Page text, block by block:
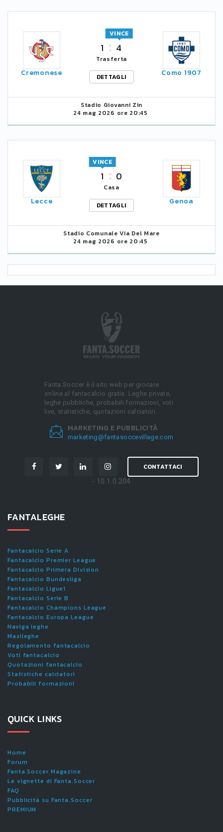
Cremonese
1 4
VINCE
Trasferta
DETTAGLI
Como 1907
Stadio Giovanni Zin
24 mag 2026 ore 20:45
Lecce
1
VINCE
0
Casa
DETTAGLI
Genoa
Stadio Comunale Via Del Mare
24 mag 2026 ore 20:45
Fanta.Soccer è il sito web per giocare
online al fantacalcio gratis. Leghe private,
leghe pubbliche, probabili formazioni, voti
live, statistiche, quotazioni calciatori.
MARKETING E PUBBLICITÀ
marketing@fantasoccevillage.com
CONTATTACI
- 10.1.0.204
FANTALEGHE
Fantacalcio Serie A
Fantacalcio Premier League
Fantacalcio Primera Division
Fantacalcio Bundesliga
Fantacalcio Ligue1
Fantacalcio Serie B
Fantacalcio Champions League
Fantacalcio Europa League
Naviga leghe
Maxileghe
Regolamento fantacalcio
Voti fantacalcio
Quotazioni fantacalcio
Statistiche calciatori
Probabili formazioni
QUICK LINKS
Home
Forum
Fanta.Soccer Magazine
Le vignette di Fanta.Soccer
FAQ
Pubblicità su Fanta.Soccer
PREMIUM